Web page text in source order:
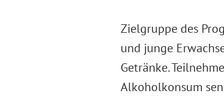
Zielgruppe des
und junge
Getränke.
Alkoholkonsum